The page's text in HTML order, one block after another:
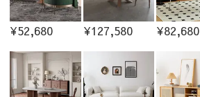
¥52,680 ¥127,580 ¥82,680